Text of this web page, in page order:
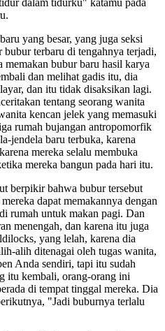
dalam tidurku" katamu pada
yang besar, yang juga seksi
terbaru di tengahnya terjadi,
bubur baru hasil karya
dan melihat gadis itu, dia
dan itu tidak disaksikan lagi.
tentang seorang wanita
kencan jelek yang memasuki
rumah bujangan antropomorfik
jendela baru terbuka, karena
mereka selalu membuka
mereka bangun pada hari itu.
berpikir bahwa bubur tersebut
dapat memakannya dengan
rumah untuk makan pagi. Dan
menengah, dan karena itu juga
yang lelah, karena dia
alih ditenagai oleh tugas wanita,
Anda sendiri, tapi itu sudah
itu kembali, orang-orang ini
di tempat tinggal mereka. Dia
"Jadi buburnya terlalu